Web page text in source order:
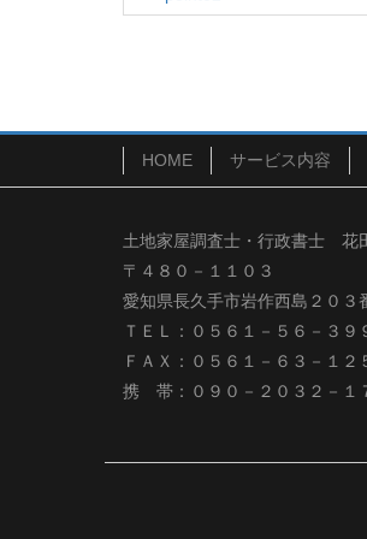
HOME サービス内容
土地家屋調査士・行政書士 花
〒４８０－１１０３
愛知県長久手市岩作西島２０３
ＴＥＬ：０５６１－５６－３９
ＦＡＸ：０５６１－６３－１２
携 帯：０９０－２０３２－１